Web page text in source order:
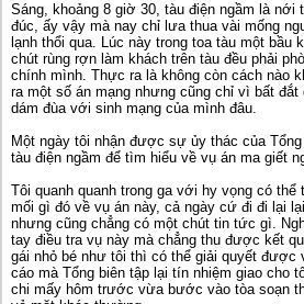
Sáng, khoảng 8 giờ 30, tàu điện ngầm là
đúc, ấy vậy mà nay chỉ lưa thua vài mống
lạnh thổi qua. Lúc này trong toa tàu một bầu
chút rùng rợn làm khách trên tàu đều phải
chính mình. Thực ra là không còn cách nào
ra một số án mạng nhưng cũng chỉ vì bất
dám đùa với sinh mạng của mình đâu.
Một ngày tôi nhận được sự ủy thác của
tàu điện ngầm để tìm hiểu về vụ án ma giết
Tôi quanh quanh trong ga với hy vọng có
mối gì đó về vụ án này, cả ngày cứ đi đi lại
nhưng cũng chẳng có một chút tin tức gì.
tay điều tra vụ này mà chẳng thu được kết
gái nhỏ bé như tôi thì có thể giải quyết được
cáo mà Tổng biên tập lại tín nhiệm giao cho
chi mấy hôm trước vừa bước vào tòa soạn